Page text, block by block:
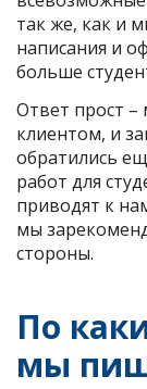
так же, как и
написания и
больше
Ответ прост
клиентом, и
обратились
работ для
приводят к
мы
стороны.
По
мы